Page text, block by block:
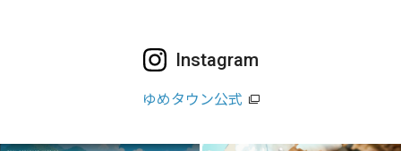
Instagram
ゆめタウン公式